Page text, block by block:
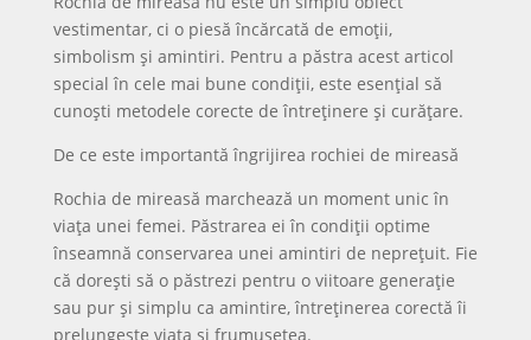
vestimentar, ci o piesă încărcată de emoții,
simbolism și amintiri. Pentru a păstra acest articol
special în cele mai bune condiții, este esențial să
cunoști metodele corecte de întreținere și curățare.
De ce este importantă îngrijirea rochiei de mireasă
Rochia de mireasă marchează un moment unic în
viața unei femei. Păstrarea ei în condiții optime
înseamnă conservarea unei amintiri de neprețuit. Fie
că dorești să o păstrezi pentru o viitoare generație
sau pur și simplu ca amintire, întreținerea corectă îi
prelungește viața și frumusețea.